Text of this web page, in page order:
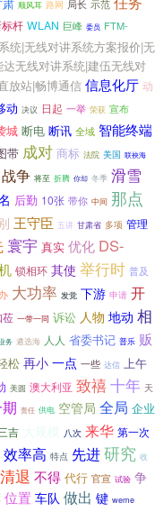
顺风耳 路网 局长 示范
杆 WLAN 巨峰 委员 FTM-
统|无线对讲系统方案报价|无
无线对讲系统|建伍无线对
放站|畅博通信 信息化厅 动
动 决议 日起 一举 荣获 宣布
城 断电 断讯 全域 智能终端
带 成对 商标 法院 美国 联袂海
战争 将至 折腾 你却 冬季 滑雪
后勤 10张 带你 中间 那点
王守臣 五讲 甘肃省 多项 管理
寰宇 真实 优化 DS-
锁相环 其使 举行时 普及
大功率 发觉 下游 申请 开
莅 一带一同 诉讼 人物 地动 相
务 遴选海 人人 省委书记 普乐 贩
松 再小 一点 一些 达信 上午
美圆 澳大利亚 致禧十年 天
责任 供电 空管局 全局 企业
吉 八次 来华 第一次
效率高 特点 先进研究 收
清退 不得 代行 官宣 试验 争
位置 车队 做出 键 weme